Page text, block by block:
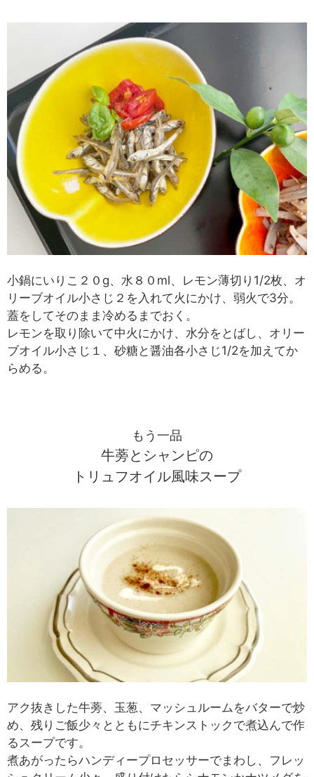
小鍋にいりこ２０g、水８０ml、レモン薄切り1/2枚、オ
リーブオイル小さじ２を入れて火にかけ、弱火で3分。
蓋をしてそのまま冷めるまでおく。
レモンを取り除いて中火にかけ、水分をとばし、オリー
ブオイル小さじ１、砂糖と醤油各小さじ1/2を加えてか
らめる。
もう一品
牛蒡とシャンピの
トリュフオイル風味スープ
アク抜きした牛蒡、玉葱、マッシュルームをバターで炒
め、残りご飯少々とともにチキンストックで煮込んで作
るスープです。
煮あがったらハンディープロセッサーでまわし、フレッ